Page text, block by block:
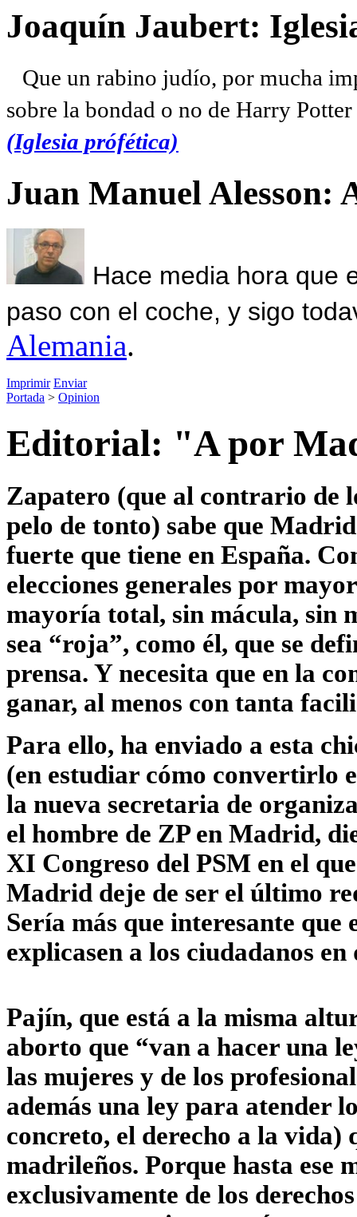
Joaquín Jaubert:
Que un rabino judío, por mucha
sobre la bondad o no de Harry
(Iglesia prófética)
Juan Manuel Alesson:
Hace media hora que
paso con el coche, y sigo
Alemania.
Imprimir Enviar
Portada > Opinion
Editorial: "A por
Zapatero (que al contrario de
pelo de tonto) sabe que
fuerte que tiene en España.
elecciones generales por
mayoría total, sin mácula, sin
sea “roja”, como él, que se
prensa. Y necesita que en la
ganar, al menos con tanta
Para ello, ha enviado a esta
(en estudiar cómo convertirlo
la nueva secretaria de
el hombre de ZP en Madrid,
XI Congreso del PSM en el
Madrid deje de ser el último
Sería más que interesante que
explicasen a los ciudadanos
Pajín, que está a la misma
aborto que “van a hacer una
las mujeres y de los
además una ley para atender
concreto, el derecho a la vida)
madrileños. Porque hasta ese
exclusivamente de los